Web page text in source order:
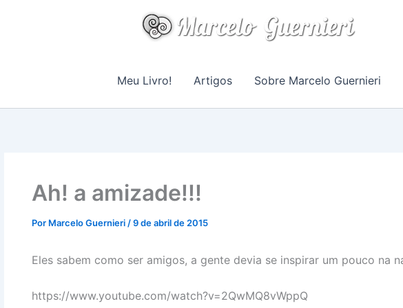
Meu Livro!
Artigos Sobre Marcelo Guernieri
Ah! a amizade!!!
Por Marcelo Guernieri /9 de abril de 2015
Eles sabem como ser amigos, a gente devia se inspirar um pouco na
https://www.youtube.com/watch?v=2QwMQ8vWppQ